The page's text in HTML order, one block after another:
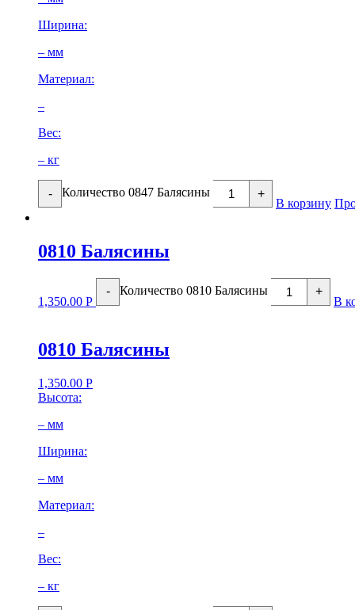
Ширина:
– мм
Материал:
–
Вес:
– кг
- Количество 0847 Балясины +
В корзину
0810 Балясины
1,350.00 Р
- Количество 0810 Балясины +
В
0810 Балясины
1,350.00 Р
Высота:
– мм
Ширина:
– мм
Материал:
–
Вес:
– кг